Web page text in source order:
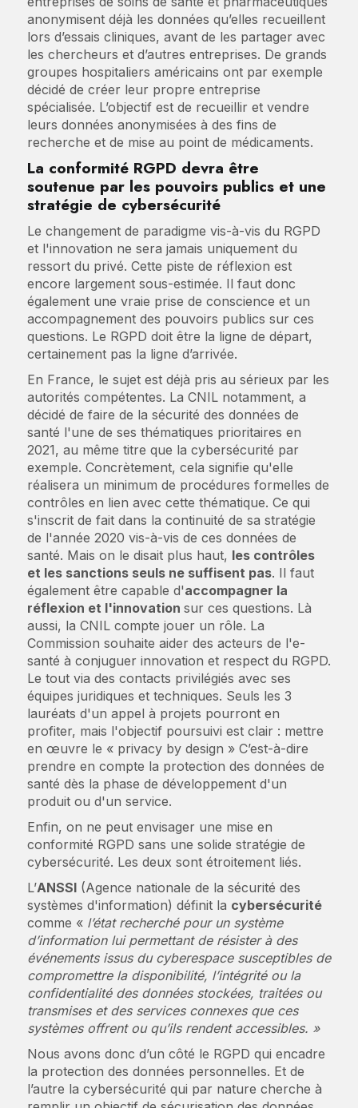
anonymisent déjà les données qu’elles recueillent
lors d’essais cliniques, avant de les partager avec
les chercheurs et d’autres entreprises. De grands
groupes hospitaliers américains ont par exemple
décidé de créer leur propre entreprise
spécialisée. L’objectif est de recueillir et vendre
leurs données anonymisées à des fins de
recherche et de mise au point de médicaments.
La conformité RGPD devra être
soutenue par les pouvoirs publics et une
stratégie de cybersécurité
Le changement de paradigme vis-à-vis du RGPD
et l'innovation ne sera jamais uniquement du
ressort du privé. Cette piste de réflexion est
encore largement sous-estimée. Il faut donc
également une vraie prise de conscience et un
accompagnement des pouvoirs publics sur ces
questions. Le RGPD doit être la ligne de départ,
certainement pas la ligne d’arrivée.
En France, le sujet est déjà pris au sérieux par les
autorités compétentes. La CNIL notamment, a
décidé de faire de la sécurité des données de
santé l'une de ses thématiques prioritaires en
2021, au même titre que la cybersécurité par
exemple. Concrètement, cela signifie qu'elle
réalisera un minimum de procédures formelles de
contrôles en lien avec cette thématique. Ce qui
s'inscrit de fait dans la continuité de sa stratégie
de l'année 2020 vis-à-vis de ces données de
santé. Mais on le disait plus haut, les contrôles
et les sanctions seuls ne suffisent pas. Il faut
également être capable d'accompagner la
réflexion et l'innovation sur ces questions. Là
aussi, la CNIL compte jouer un rôle. La
Commission souhaite aider des acteurs de l'e-
santé à conjuguer innovation et respect du RGPD.
Le tout via des contacts privilégiés avec ses
équipes juridiques et techniques. Seuls les 3
lauréats d'un appel à projets pourront en
profiter, mais l'objectif poursuivi est clair : mettre
en œuvre le « privacy by design » C’est-à-dire
prendre en compte la protection des données de
santé dès la phase de développement d'un
produit ou d'un service.
Enfin, on ne peut envisager une mise en
conformité RGPD sans une solide stratégie de
cybersécurité. Les deux sont étroitement liés.
L’ANSSI(Agence nationale de la sécurité des
systèmes d'information) définit la cybersécurité
comme « l’état recherché pour un système
d’information lui permettant de résister à des
événements issus du cyberespace susceptibles de
compromettre la disponibilité, l’intégrité ou la
confidentialité des données stockées, traitées ou
transmises et des services connexes que ces
systèmes offrent ou qu’ils rendent accessibles. »
Nous avons donc d’un côté le RGPD qui encadre
la protection des données personnelles. Et de
l’autre la cybersécurité qui par nature cherche à